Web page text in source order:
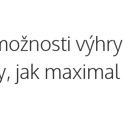
výhry
jak maximal